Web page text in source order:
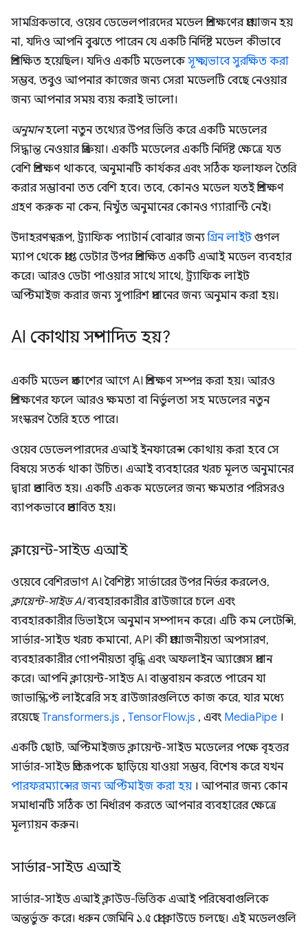
সামগ্রিকভাবে, ওয়েব ডেভেলপারদের মডেল প্রশিক্ষণের প্রয়োজন হয়
না, যদিও আপনি বুঝতে পারেন যে একটি নির্দিষ্ট মডেল কীভাবে
প্রশিক্ষিত হয়েছিল। যদিও একটি মডেলকেসূক্ষ্মভাবে সুরক্ষিত করা
সম্ভব, তবুও আপনার কাজের জন্য সেরা মডেলটি বেছে নেওয়ার
জন্য আপনার সময় ব্যয় করাই ভালো।
অনুমানহলো নতুন তথ্যের উপর ভিত্তি করে একটি মডেলের
সিদ্ধান্ত নেওয়ার প্রক্রিয়া। একটি মডেলের একটি নির্দিষ্ট ক্ষেত্রে যত
বেশি প্রশিক্ষণ থাকবে, অনুমানটি কার্যকর এবং সঠিক ফলাফল তৈরি
করার সম্ভাবনা তত বেশি হবে। তবে, কোনও মডেল যতই প্রশিক্ষণ
গ্রহণ করুক না কেন, নিখুঁত অনুমানের কোনও গ্যারান্টি নেই।
উদাহরণস্বরূপ, ট্র্যাফিক প্যাটার্ন বোঝার জন্যগ্রিন লাইটগুগল
ম্যাপ থেকে প্রাপ্ত ডেটার উপর প্রশিক্ষিত একটি এআই মডেল ব্যবহার
করে। আরও ডেটা পাওয়ার সাথে সাথে, ট্র্যাফিক লাইট
অপ্টিমাইজ করার জন্য সুপারিশ প্রদানের জন্য অনুমান করা হয়।
AI কোথায় সম্পাদিত হয়?
একটি মডেল প্রকাশের আগে AI প্রশিক্ষণ সম্পন্ন করা হয়। আরও
প্রশিক্ষণের ফলে আরও ক্ষমতা বা নির্ভুলতা সহ মডেলের নতুন
সংস্করণ তৈরি হতে পারে।
ওয়েব ডেভেলপারদের এআই ইনফারেন্স কোথায় করা হবে সে
বিষয়ে সতর্ক থাকা উচিত। এআই ব্যবহারের খরচ মূলত অনুমানের
দ্বারা প্রভাবিত হয়। একটি একক মডেলের জন্য ক্ষমতার পরিসরও
ব্যাপকভাবে প্রভাবিত হয়।
ক্লায়েন্ট-সাইড এআই
ওয়েবে বেশিরভাগ AI বৈশিষ্ট্য সার্ভারের উপর নির্ভর করলেও,
ক্লায়েন্ট-সাইড AIব্যবহারকারীর ব্রাউজারে চলে এবং
ব্যবহারকারীর ডিভাইসে অনুমান সম্পাদন করে। এটি কম লেটেন্সি,
সার্ভার-সাইড খরচ কমানো, API কী প্রয়োজনীয়তা অপসারণ,
ব্যবহারকারীর গোপনীয়তা বৃদ্ধি এবং অফলাইন অ্যাক্সেস প্রদান
করে। আপনি ক্লায়েন্ট-সাইড AI বাস্তবায়ন করতে পারেন যা
জাভাস্ক্রিপ্ট লাইব্রেরি সহ ব্রাউজারগুলিতে কাজ করে, যার মধ্যে
রয়েছেTransformers.js , TensorFlow.js , এবং MediaPipe ।
একটি ছোট, অপ্টিমাইজড ক্লায়েন্ট-সাইড মডেলের পক্ষে বৃহত্তর
সার্ভার-সাইড প্রতিরূপকে ছাড়িয়ে যাওয়া সম্ভব, বিশেষ করে যখন
পারফরম্যান্সের জন্য অপ্টিমাইজ করা হয় । আপনার জন্য কোন
সমাধানটি সঠিক তা নির্ধারণ করতে আপনার ব্যবহারের ক্ষেত্রে
মূল্যায়ন করুন।
সার্ভার-সাইড এআই
সার্ভার-সাইড এআই ক্লাউড-ভিত্তিক এআই পরিষেবাগুলিকে
অন্তর্ভুক্ত করে। ধরুন জেমিনি ১.৫ প্রো ক্লাউডে চলছে। এই মডেলগুলি